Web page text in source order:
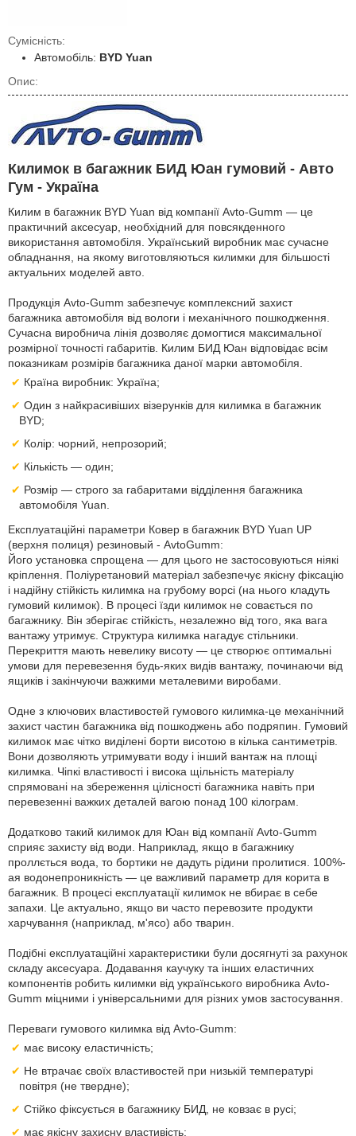
Сумісність:
Автомобіль: BYD Yuan
Опис:
Килимок в багажник БИД Юан гумовий - Авто
Гум - Україна
Килим в багажник BYD Yuan від компанії Avto-Gumm — це
практичний аксесуар, необхідний для повсякденного
використання автомобіля. Український виробник має сучасне
обладнання, на якому виготовляються килимки для більшості
актуальних моделей авто.
Продукція Avto-Gumm забезпечує комплексний захист
багажника автомобіля від вологи і механічного пошкодження.
Сучасна виробнича лінія дозволяє домогтися максимальної
розмірної точності габаритів. Килим БИД Юан відповідає всім
показникам розмірів багажника даної марки автомобіля.
Країна виробник: Україна;
Один з найкрасивіших візерунків для килимка в багажник
BYD;
Колір: чорний, непрозорий;
Кількість — один;
Розмір — строго за габаритами відділення багажника
автомобіля Yuan.
Експлуатаційні параметри Ковер в багажник BYD Yuan UP
(верхня полиця) резиновый - AvtoGumm:
Його установка спрощена — для цього не застосовуються ніякі
кріплення. Поліуретановий матеріал забезпечує якісну фіксацію
і надійну стійкість килимка на грубому ворсі (на нього кладуть
гумовий килимок). В процесі їзди килимок не совається по
багажнику. Він зберігає стійкість, незалежно від того, яка вага
вантажу утримує. Структура килимка нагадує стільники.
Перекриття мають невелику висоту — це створює оптимальні
умови для перевезення будь-яких видів вантажу, починаючи від
ящиків і закінчуючи важкими металевими виробами.
Одне з ключових властивостей гумового килимка-це механічний
захист частин багажника від пошкоджень або подряпин. Гумовий
килимок має чітко виділені борти висотою в кілька сантиметрів.
Вони дозволяють утримувати воду і інший вантаж на площі
килимка. Чіпкі властивості і висока щільність матеріалу
спрямовані на збереження цілісності багажника навіть при
перевезенні важких деталей вагою понад 100 кілограм.
Додатково такий килимок для Юан від компанії Avto-Gumm
сприяє захисту від води. Наприклад, якщо в багажнику
проллється вода, то бортики не дадуть рідини пролитися. 100%-
ая водонепроникність — це важливий параметр для корита в
багажник. В процесі експлуатації килимок не вбирає в себе
запахи. Це актуально, якщо ви часто перевозите продукти
харчування (наприклад, м'ясо) або тварин.
Подібні експлуатаційні характеристики були досягнуті за рахунок
складу аксесуара. Додавання каучуку та інших еластичних
компонентів робить килимки від українського виробника Avto-
Gumm міцними і універсальними для різних умов застосування.
Переваги гумового килимка від Avto-Gumm:
має високу еластичність;
Не втрачає своїх властивостей при низькій температурі
повітря (не твердне);
Стійко фіксується в багажнику БИД, не ковзає в русі;
має якісну захисну властивість;